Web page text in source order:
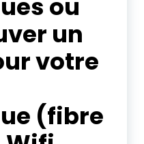
ou
un
votre
(fibre